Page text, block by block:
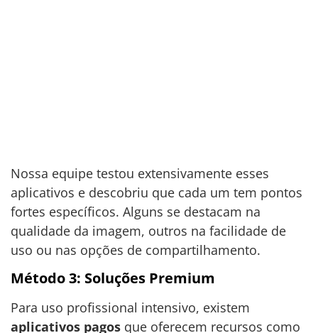
Nossa equipe testou extensivamente esses
aplicativos e descobriu que cada um tem pontos
fortes específicos. Alguns se destacam na
qualidade da imagem, outros na facilidade de
uso ou nas opções de compartilhamento.
Método 3: Soluções Premium
Para uso profissional intensivo, existem
aplicativos pagos que oferecem recursos como